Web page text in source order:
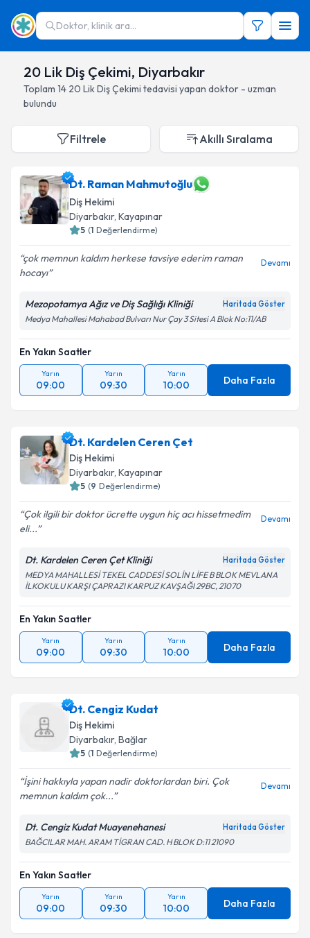
Doktor, klinik ara...
20 Lik Diş Çekimi, Diyarbakır
Toplam 14 20 Lik Diş Çekimi tedavisi yapan doktor - uzman
bulundu
Filtrele Akıllı Sıralama
Dt. Raman Mahmutoğlu
Diş Hekimi
Diyarbakır, Kayapınar
5 (1 Değerlendirme)
çok memnun kaldım herkese tavsiye ederim raman
hocayı
Devamı
Mezopotamya Ağız ve Diş Sağlığı Kliniği Haritada Göster
Medya Mahallesi Mahabad Bulvarı Nur Çay 3 Sitesi A Blok No:11/AB
En Yakın Saatler
Yarın
09:00
Yarın
09:30
Yarın
10:00 Daha Fazla
Dt. Kardelen Ceren Çet
Diş Hekimi
Diyarbakır, Kayapınar
5 (9 Değerlendirme)
Çok ilgili bir doktor ücrette uygun hiç acı hissetmedim
eli...
Devamı
Dt. Kardelen Ceren Çet Kliniği Haritada Göster
MEDYA MAHALLESİ TEKEL CADDESİ SOLİN LİFE B BLOK MEVLANA
İLKOKULU KARŞI ÇAPRAZI KARPUZ KAVŞAĞI 29BC, 21070
En Yakın Saatler
Yarın
09:00
Yarın
09:30
Yarın
10:00 Daha Fazla
Dt. Cengiz Kudat
Diş Hekimi
Diyarbakır, Bağlar
5 (1 Değerlendirme)
İşini hakkıyla yapan nadir doktorlardan biri. Çok
memnun kaldım çok...
Devamı
Dt. Cengiz Kudat Muayenehanesi Haritada Göster
BAĞCILAR MAH. ARAM TİGRAN CAD. H BLOK D:11 21090
En Yakın Saatler
Yarın
09:00
Yarın
09:30
Yarın
10:00 Daha Fazla